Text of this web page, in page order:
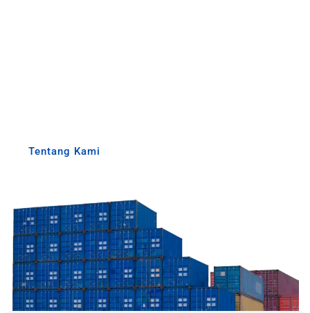
Tentang Kami